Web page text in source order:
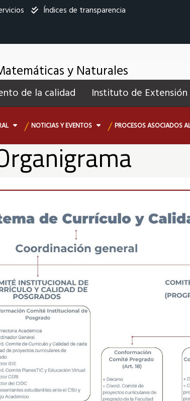
Índices de transparencia
y Naturales
de la calidad Instituto de Extensión
NOTICIAS Y EVENTOS PROCESOS ASOCIADOS